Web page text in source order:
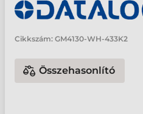
Cikkszám: GM4130-WH-433K2
Összehasonlító